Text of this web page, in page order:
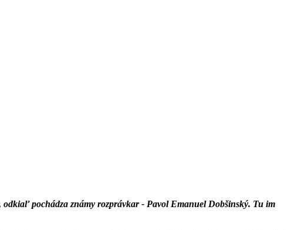
odkiaľ pochádza známy rozprávkar - Pavol Emanuel Dobšinský. Tu im